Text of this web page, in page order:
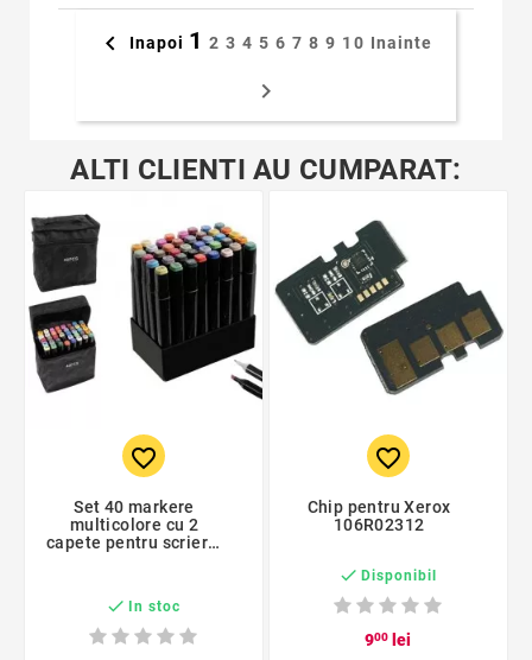
 Inapoi 1 2 3 4 5 6 7 8 9 10 Inainte

ALTI CLIENTI AU CUMPARAT:
favorite_border
Set 40 markere
multicolore cu 2
capete pentru scriere,
 In stoc
favorite_border
Chip pentru Xerox
106R02312
 Disponibil
900 lei